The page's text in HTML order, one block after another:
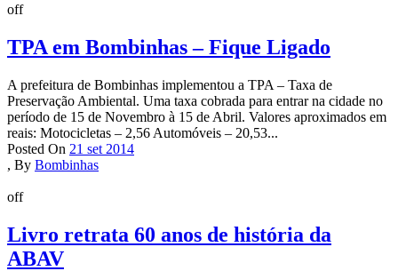
off
TPA em Bombinhas – Fique Ligado
A prefeitura de Bombinhas implementou a TPA – Taxa de
Preservação Ambiental. Uma taxa cobrada para entrar na cidade no
período de 15 de Novembro à 15 de Abril. Valores aproximados em
reais: Motocicletas – 2,56 Automóveis – 20,53...
Posted On 21 set 2014
, By Bombinhas
off
Livro retrata 60 anos de história da
ABAV